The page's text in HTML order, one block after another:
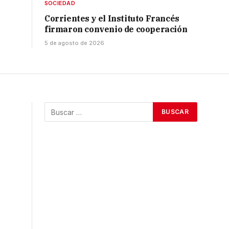
SOCIEDAD
Corrientes y el Instituto Francés
firmaron convenio de cooperación
5 de agosto de 2026